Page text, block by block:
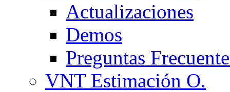
Actualizaciones
Demos
Preguntas
VNT Estimación O.